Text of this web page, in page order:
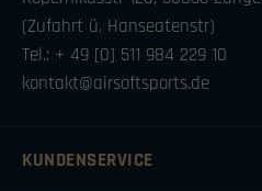
(Zufahrt ü. Hanseatenstr)
Tel.: + 49 [0] 511 984 229 10
kontakt@airsoftsports.de
KUNDENSERVICE